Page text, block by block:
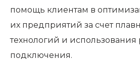
помощь клиентам в
их предприятий за счет
технологий и
подключения.